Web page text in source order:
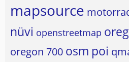
mapsource
nüvi openstreetmap
oregon 700 osm poi